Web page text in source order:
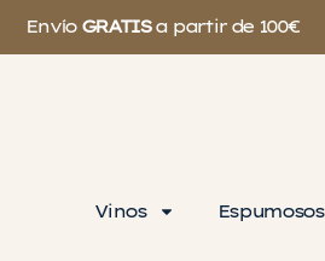
Envío GRATISa partir de 100€
Vinos Espumosos